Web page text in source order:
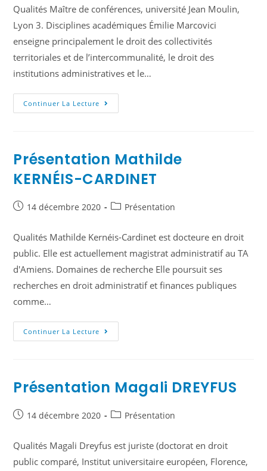
Qualités Maître de conférences, université Jean Moulin,
Lyon 3. Disciplines académiques Émilie Marcovici
enseigne principalement le droit des collectivités
territoriales et de l’intercommunalité, le droit des
institutions administratives et le…
Continuer La Lecture
Présentation Mathilde
KERNÉIS-CARDINET
14 décembre 2020 Présentation
Qualités Mathilde Kernéis-Cardinet est docteure en droit
public. Elle est actuellement magistrat administratif au TA
d'Amiens. Domaines de recherche Elle poursuit ses
recherches en droit administratif et finances publiques
comme…
Continuer La Lecture
Présentation Magali DREYFUS
14 décembre 2020 Présentation
Qualités Magali Dreyfus est juriste (doctorat en droit
public comparé, Institut universitaire européen, Florence,